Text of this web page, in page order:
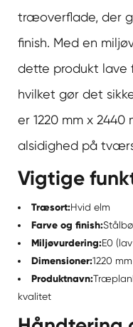
træoverflade, der
finish. Med en
dette produkt lave
hvilket gør det
er 1220 mm x 2440
alsidighed på
Vigtige
Træsort:Hvid elm
Farve og finish:
Miljøvurdering:E0
Dimensioner:1220
Produktnavn:
kvalitet